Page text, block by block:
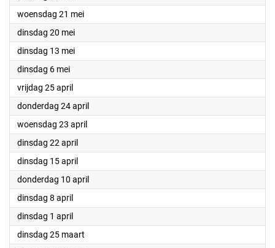
woensdag 21 mei2025
dinsdag 20 mei2025
dinsdag 13 mei2025
dinsdag 6 mei2025
vrijdag 25 april2025
donderdag 24 april2025
woensdag 23 april2025
dinsdag 22 april2025
dinsdag 15 april2025
donderdag 10 april2025
dinsdag 8 april2025
dinsdag 1 april2025
dinsdag 25 maart